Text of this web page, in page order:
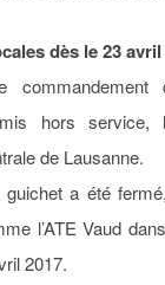
dès le 23 avril
hors service,
de Lausanne.
a été
l’ATE Vaud
2017.